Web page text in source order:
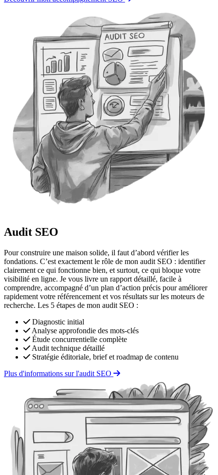
Audit SEO
Pour construire une maison solide, il faut d’abord vérifier les
fondations. C’est exactement le rôle de mon audit SEO : identifier
clairement ce qui fonctionne bien, et surtout, ce qui bloque votre
visibilité en ligne. Je vous livre un rapport détaillé, facile à
comprendre, accompagné d’un plan d’action précis pour améliorer
rapidement votre référencement et vos résultats sur les moteurs de
recherche. Les 5 étapes de mon audit SEO :
Diagnostic initial
Analyse approfondie des mots-clés
Étude concurrentielle complète
Audit technique détaillé
Stratégie éditoriale, brief et roadmap de contenu
Plus d'informations sur l'audit SEO